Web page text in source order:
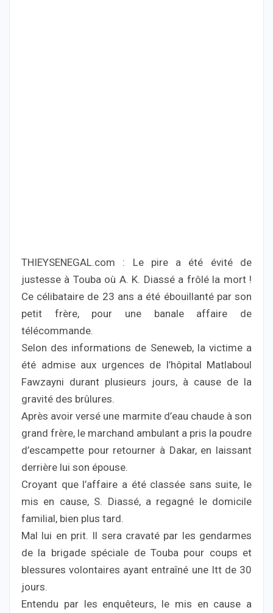
THIEYSENEGAL.com : Le pire a été évité de
justesse à Touba où A. K. Diassé a frôlé la mort !
Ce célibataire de 23 ans a été ébouillanté par son
petit frère, pour une banale affaire de
télécommande.
Selon des informations de Seneweb, la victime a
été admise aux urgences de l’hôpital Matlaboul
Fawzayni durant plusieurs jours, à cause de la
gravité des brûlures.
Après avoir versé une marmite d’eau chaude à son
grand frère, le marchand ambulant a pris la poudre
d’escampette pour retourner à Dakar, en laissant
derrière lui son épouse.
Croyant que l’affaire a été classée sans suite, le
mis en cause, S. Diassé, a regagné le domicile
familial, bien plus tard.
Mal lui en prit. Il sera cravaté par les gendarmes
de la brigade spéciale de Touba pour coups et
blessures volontaires ayant entraîné une Itt de 30
jours.
Entendu par les enquêteurs, le mis en cause a